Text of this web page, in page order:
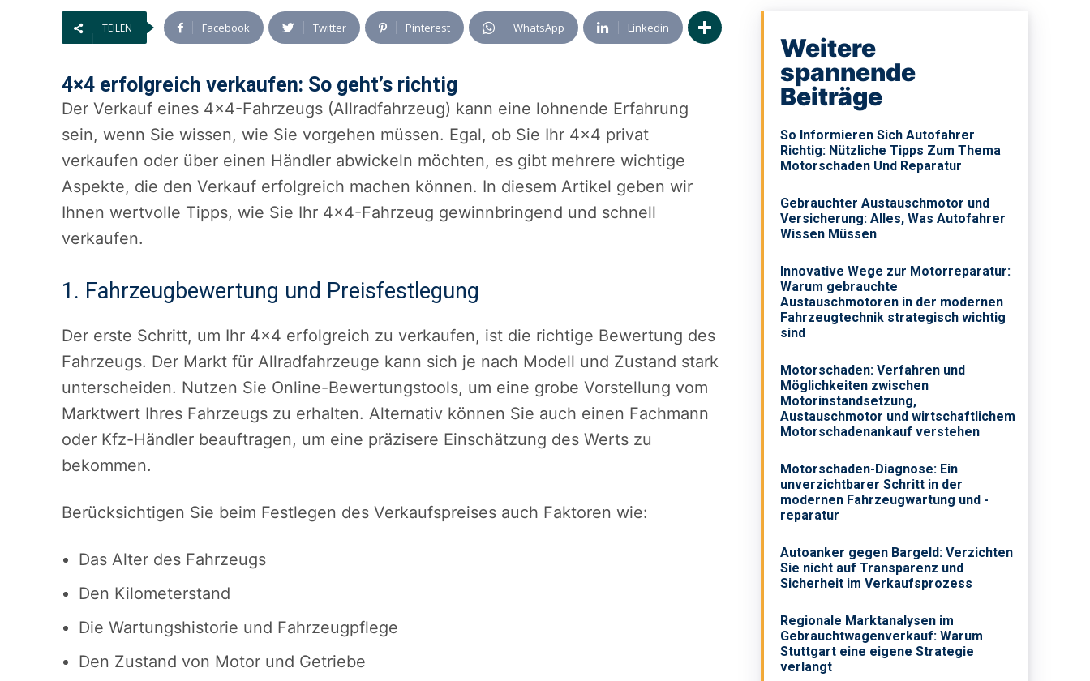
TEILEN Facebook Twitter Pinterest WhatsApp Linkedin
4×4 erfolgreich verkaufen: So geht’s richtig
Der Verkauf eines 4×4-Fahrzeugs (Allradfahrzeug) kann eine lohnende Erfahrung
sein, wenn Sie wissen, wie Sie vorgehen müssen. Egal, ob Sie Ihr 4×4 privat
verkaufen oder über einen Händler abwickeln möchten, es gibt mehrere wichtige
Aspekte, die den Verkauf erfolgreich machen können. In diesem Artikel geben wir
Ihnen wertvolle Tipps, wie Sie Ihr 4×4-Fahrzeug gewinnbringend und schnell
verkaufen.
1. Fahrzeugbewertung und Preisfestlegung
Der erste Schritt, um Ihr 4×4 erfolgreich zu verkaufen, ist die richtige Bewertung des
Fahrzeugs. Der Markt für Allradfahrzeuge kann sich je nach Modell und Zustand stark
unterscheiden. Nutzen Sie Online-Bewertungstools, um eine grobe Vorstellung vom
Marktwert Ihres Fahrzeugs zu erhalten. Alternativ können Sie auch einen Fachmann
oder Kfz-Händler beauftragen, um eine präzisere Einschätzung des Werts zu
bekommen.
Berücksichtigen Sie beim Festlegen des Verkaufspreises auch Faktoren wie:
Das Alter des Fahrzeugs
Den Kilometerstand
Die Wartungshistorie und Fahrzeugpflege
Den Zustand von Motor und Getriebe
Weitere
spannende
Beiträge
So Informieren Sich Autofahrer
Richtig: Nützliche Tipps Zum Thema
Motorschaden Und Reparatur
Gebrauchter Austauschmotor und
Versicherung: Alles, Was Autofahrer
Wissen Müssen
Innovative Wege zur Motorreparatur:
Warum gebrauchte
Austauschmotoren in der modernen
Fahrzeugtechnik strategisch wichtig
sind
Motorschaden: Verfahren und
Möglichkeiten zwischen
Motorinstandsetzung,
Austauschmotor und wirtschaftlichem
Motorschadenankauf verstehen
Motorschaden-Diagnose: Ein
unverzichtbarer Schritt in der
modernen Fahrzeugwartung und -
reparatur
Autoanker gegen Bargeld: Verzichten
Sie nicht auf Transparenz und
Sicherheit im Verkaufsprozess
Regionale Marktanalysen im
Gebrauchtwagenverkauf: Warum
Stuttgart eine eigene Strategie
verlangt